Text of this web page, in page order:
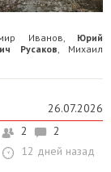
Иванов
Юрий
Русаков
Михаил
26.07.2026
2
2
12 дней назад